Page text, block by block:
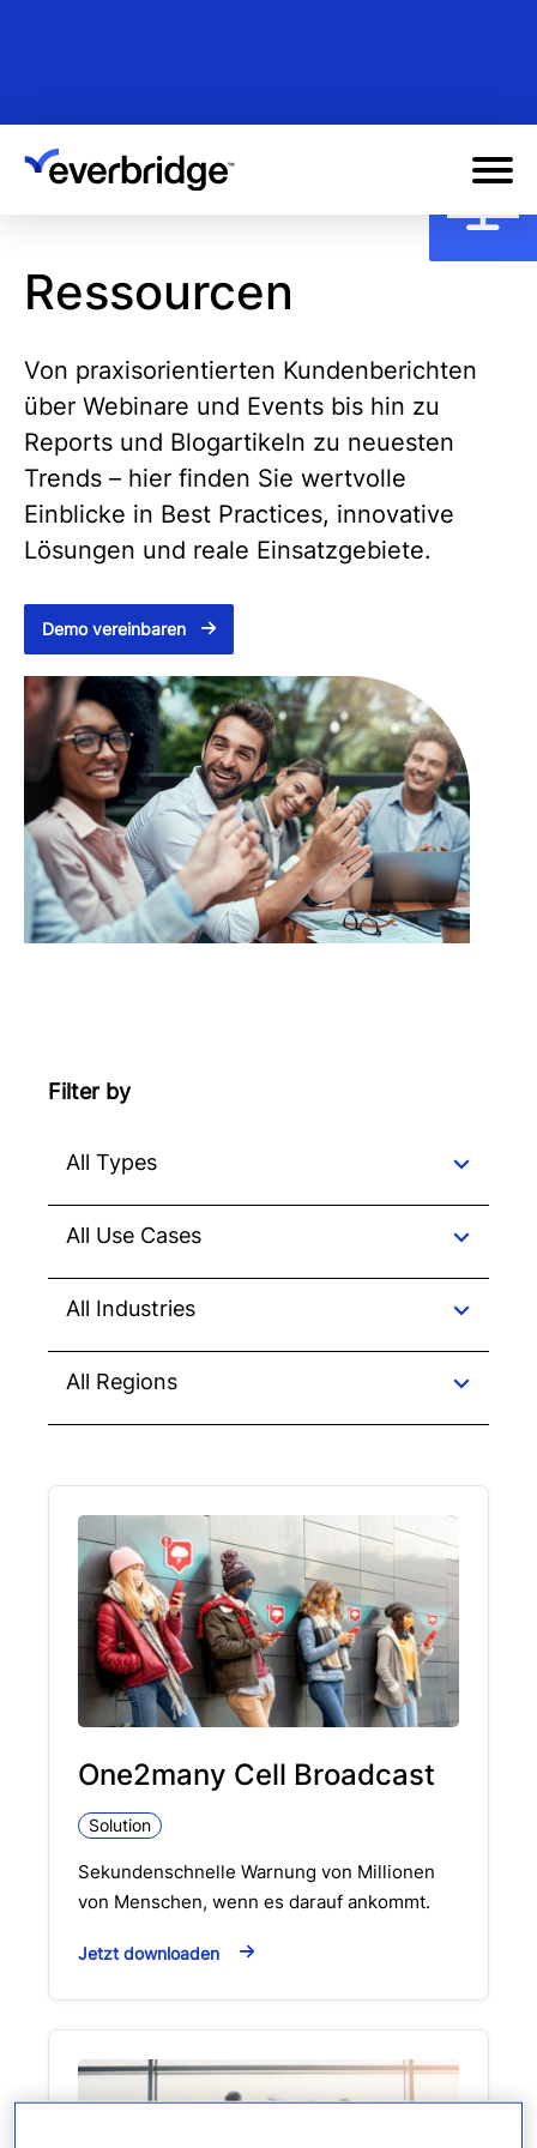
content
Ressourcen
Von praxisorientierten Kundenberichten
über Webinare und Events bis hin zu
Reports und Blogartikeln zu neuesten
Trends – hier finden Sie wertvolle
Einblicke in Best Practices, innovative
Lösungen und reale Einsatzgebiete.
Demo vereinbaren
Filter by
One2many Cell Broadcast
Solution
Sekundenschnelle Warnung von Millionen
von Menschen, wenn es darauf ankommt.
Jetzt downloaden